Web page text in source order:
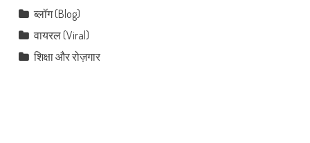
ब्लॉग (Blog)
वायरल (Viral)
शिक्षा और रोज़गार